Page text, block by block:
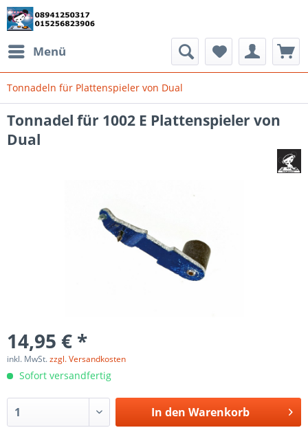
Menü
Tonnadeln für Plattenspieler von Dual
Tonnadel für 1002 E Plattenspieler von
Dual
14,95 € *
inkl. MwSt.zzgl. Versandkosten
Sofort versandfertig
In den Warenkorb